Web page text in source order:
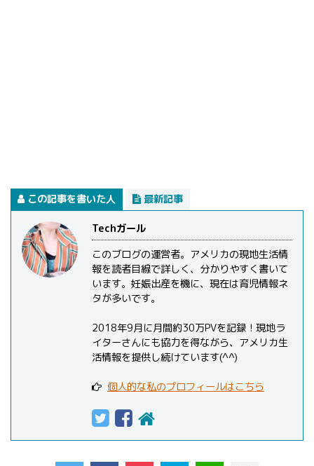
この記事を書いた人 最新記事
Techガール
このブログの運営者。アメリカの現地生活情
報を読者目線で詳しく、分かりやすく書いて
います。妊娠出産を機に、現在は育児情報ネ
タが多いです。
2018年9月に月間約30万PVを記録！現地ラ
イターさんにも協力を得ながら、アメリカ生
活情報を提供し続けています(^^)
個人的な私のプロフィールはこちら